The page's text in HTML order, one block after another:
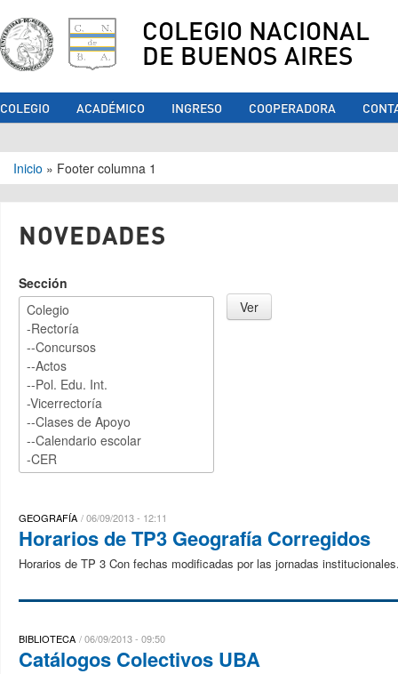
COLEGIO NACIONAL
DE BUENOS AIRES
COLEGIO ACADÉMICO INGRESO COOPERADORA
Se encuentra usted aquí
Inicio » Footer columna 1
NOVEDADES
Sección
GEOGRAFÍA 06/09/2013 - 12:11
Horarios de TP3 Geografía Corregidos
Horarios de TP 3 Con fechas modificadas por las jornadas
BIBLIOTECA 06/09/2013 - 09:50
Catálogos Colectivos UBA